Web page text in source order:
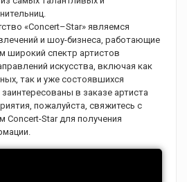
«Concert–Star» являемся
и шоу-бизнеса, работающие
широкий спектр артистов
искусства, включая как
так и уже состоявшихся
в заказе артиста
пожалуйста, свяжитесь с
Concert-Star для получения